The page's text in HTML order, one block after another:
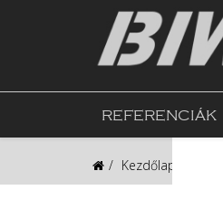
REFERENCIÁK
Kezdőlap